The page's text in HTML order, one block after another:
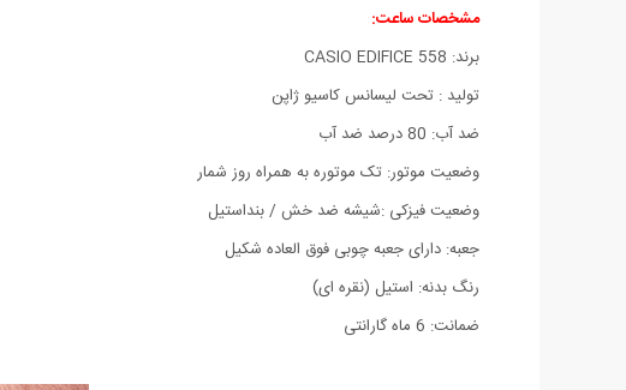
مشخصات ساعت:
برند: CASIO EDIFICE 558
تولید : تحت لیسانس کاسیو ژاپن
ضد آب: 80 درصد ضد آب
وضعیت موتور: تک موتوره به همراه روز شمار
وضعیت فیزکی :شیشه ضد خش / بنداستیل
جعبه: دارای جعبه چوبی فوق العاده شکیل
رنگ بدنه: استیل (نقره ای)
ضمانت: 6 ماه گارانتی